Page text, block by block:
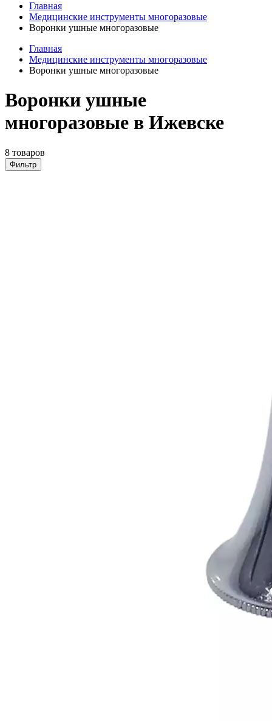
Главная
Медицинские инструменты многоразовые
Воронки ушные многоразовые
Главная
Медицинские инструменты многоразовые
Воронки ушные многоразовые
Воронки ушные
многоразовые в Ижевске
8 товаров
Фильтр